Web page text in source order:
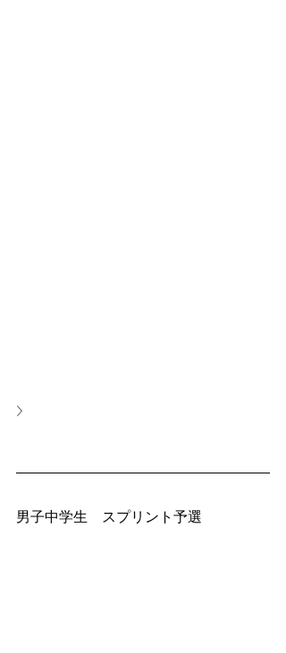
男子中学生　スプリント予選